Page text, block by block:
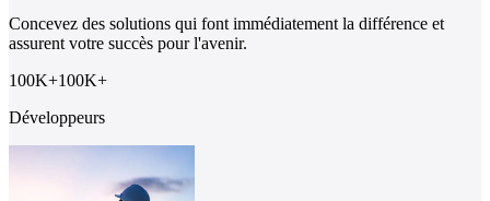
Concevez des solutions qui font immédiatement la différence et
assurent votre succès pour l'avenir.
100K+100K+
Développeurs